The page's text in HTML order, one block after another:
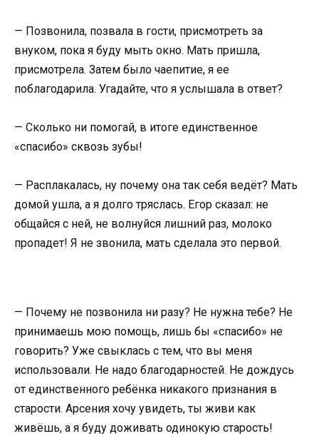
— Позвонила, позвала в гости, присмотреть за
внуком, пока я буду мыть окно. Мать пришла,
присмотрела. Затем было чаепитие, я ее
поблагодарила. Угадайте, что я услышала в ответ?
— Сколько ни помогай, в итоге единственное
«спасибо» сквозь зубы!
— Расплакалась, ну почему она так себя ведёт? Мать
домой ушла, а я долго тряслась. Егор сказал: не
общайся с ней, не волнуйся лишний раз, молоко
пропадет! Я не звонила, мать сделала это первой.
— Почему не позвонила ни разу? Не нужна тебе? Не
принимаешь мою помощь, лишь бы «спасибо» не
говорить? Уже свыклась с тем, что вы меня
использовали. Не надо благодарностей. Не дождусь
от единственного ребёнка никакого признания в
старости. Арсения хочу увидеть, ты живи как
живёшь, а я буду доживать одинокую старость!